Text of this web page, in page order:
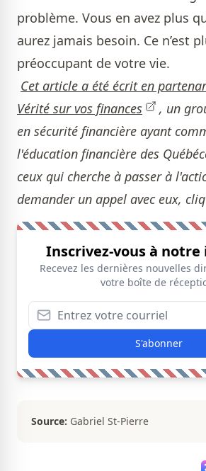
problème. Vous en avez plus
aurez jamais besoin. Ce n’est
préoccupant de votre vie.
Cet article a été écrit en
Vérité sur vos finances
, un
en sécurité financière ayant
l'éducation financière des
ceux qui cherche à passer à
demander un appel avec eux,
Inscrivez-vous à
Recevez les dernières nouvelles
votre boîte de
S'abonner
Source: Gabriel St-Pierre